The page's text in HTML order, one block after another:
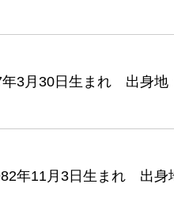
年3月30日生まれ 出身
年11月3日生まれ 出